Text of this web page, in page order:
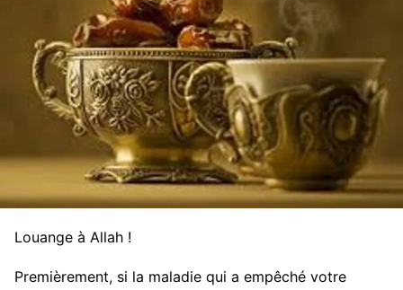
Louange à Allah !
Premièrement, si la maladie qui a empêché votre